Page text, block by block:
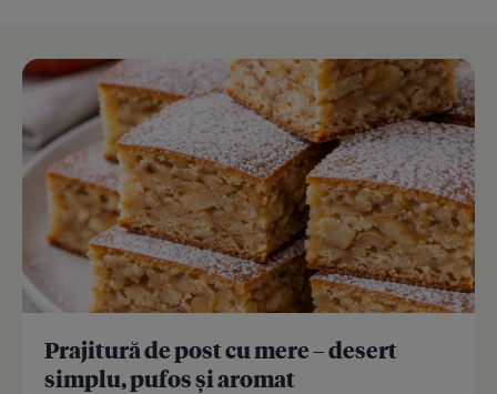
Prajitură de post cu mere – desert
simplu, pufos și aromat